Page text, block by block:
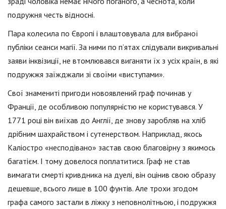
подружня честь відносні.
Пара колесила по Європі і влаштовувала для вибраної
публіки сеанси магії. За ними по п’ятах слідували викривальні
заяви інквізиції, не втомлювався виганяти їх з усіх країн, в які
подружжя заїжджали зі своїми «виступами».
Свої знамениті пригоди новоявлений граф починав у
Франції, де особливою популярністю не користувався. У
1771 році він виїхав до Англії, де знову заробляв на хліб
дрібним шахрайством і сутенерством. Наприклад, якось
Каліостро «несподівано» застав свою благовірну з якимось
багатієм. І тому довелося поплатитися. Граф не став
вимагати смерті кривдника на дуелі, він оцінив свою образу
дешевше, всього лише в 100 фунтів. Але трохи згодом
графа самого застали в ліжку з неповнолітньою, і подружжя